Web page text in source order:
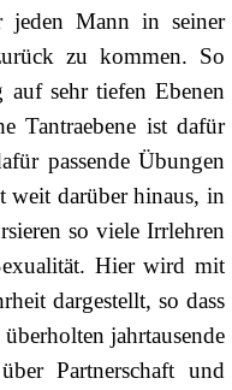
Mann in seiner
zu kommen. So
sehr tiefen Ebenen
Tantraebene ist dafür
passende Übungen
weit darüber hinaus, in
so viele Irrlehren
Hier wird mit
dargestellt, so dass
jahrtausende
Partnerschaft und